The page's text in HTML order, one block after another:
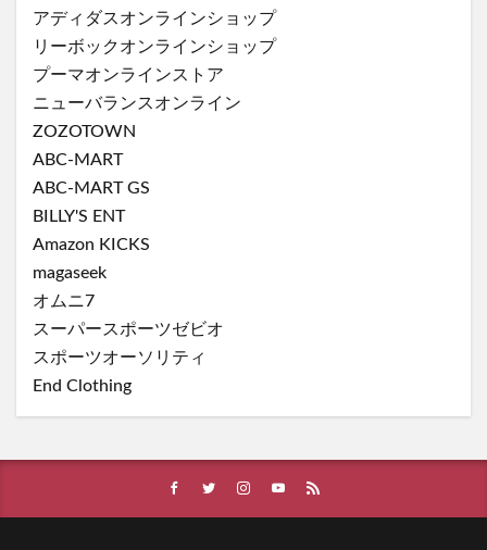
アディダスオンラインショップ
リーボックオンラインショップ
プーマオンラインストア
ニューバランスオンライン
ZOZOTOWN
ABC-MART
ABC-MART GS
BILLY'S ENT
Amazon KICKS
magaseek
オムニ7
スーパースポーツゼビオ
スポーツオーソリティ
End Clothing